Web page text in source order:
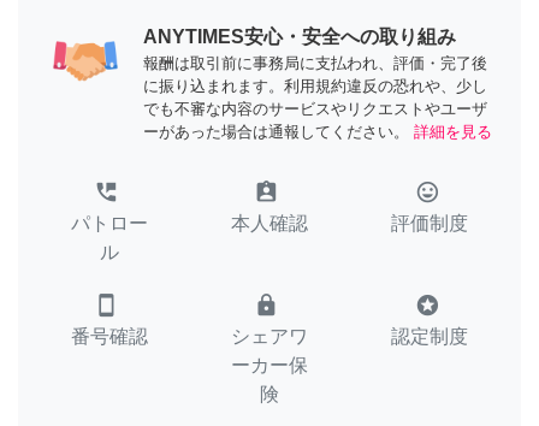
ANYTIMES安心・安全への取り組み
報酬は取引前に事務局に支払われ、評価・完了後
に振り込まれます。利用規約違反の恐れや、少し
でも不審な内容のサービスやリクエストやユーザ
ーがあった場合は通報してください。
詳細を見る
perm_phone_msg
パトロー
ル
assignment_ind
本人確認
tag_faces
評価制度
smartphone
番号確認
lock
シェアワ
ーカー保
険
stars
認定制度